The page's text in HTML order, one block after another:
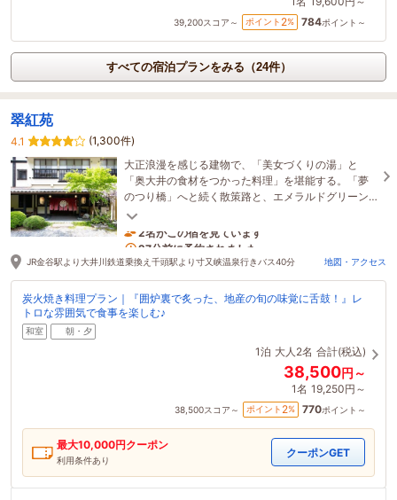
39,200スコア～ ポイント 2% 784ポイント～
すべての宿泊プランをみる（24件）
翠紅苑
4.1
(1,300件)
大正浪漫を感じる建物で、「美女づくりの湯」と
「奥大井の食材をつかった料理」を堪能する。「夢
のつり橋」へと続く散策路と、エメラルドグリーン
の湖に感動する。
2名がこの宿を見ています
27分前に予約されました
JR金谷駅より大井川鉄道乗換え千頭駅より寸又峡温泉行きバス40分 地図・アクセス
炭火焼き料理プラン｜『囲炉裏で炙った、地産の旬の味覚に舌鼓！』レ
トロな雰囲気で食事を楽しむ♪
和室 朝・夕
1泊 大人2名 合計(税込)
38,500円～
1名 19,250円～
38,500スコア～ ポイント 2% 770ポイント～
最大10,000円クーポン
利用条件あり
クーポンGET